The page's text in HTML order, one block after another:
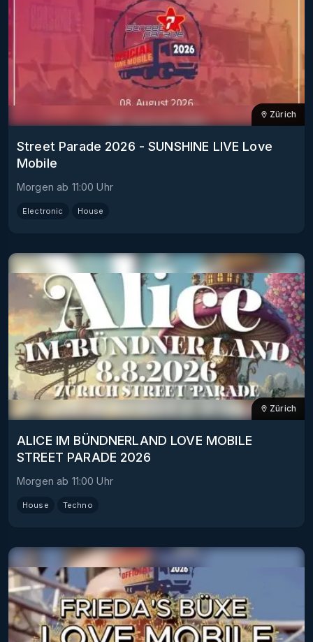
Zürich
Street Parade 2026 - SUNSHINE LIVE Love
Mobile
Morgen ab 11:00 Uhr
Electronic House
Zürich
ALICE IM BÜNDNERLAND LOVE MOBILE
STREET PARADE 2026
Morgen ab 11:00 Uhr
House Techno